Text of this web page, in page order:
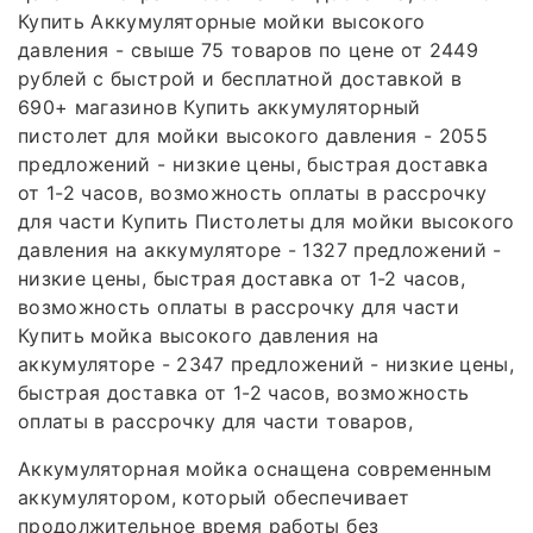
Купить Аккумуляторные мойки высокого
давления - свыше 75 товаров по цене от 2449
рублей с быстрой и бесплатной доставкой в
690+ магазинов Купить аккумуляторный
пистолет для мойки высокого давления - 2055
предложений - низкие цены, быстрая доставка
от 1-2 часов, возможность оплаты в рассрочку
для части Купить Пистолеты для мойки высокого
давления на аккумуляторе - 1327 предложений -
низкие цены, быстрая доставка от 1-2 часов,
возможность оплаты в рассрочку для части
Купить мойка высокого давления на
аккумуляторе - 2347 предложений - низкие цены,
быстрая доставка от 1-2 часов, возможность
оплаты в рассрочку для части товаров,
Аккумуляторная мойка оснащена современным
аккумулятором, который обеспечивает
продолжительное время работы без